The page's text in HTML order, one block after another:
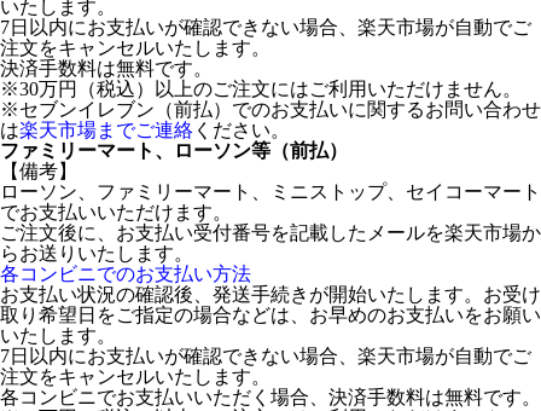
いたします。
7日以内にお支払いが確認できない場合、楽天市場が自動でご
注文をキャンセルいたします。
決済手数料は無料です。
※30万円（税込）以上のご注文にはご利用いただけません。
※セブンイレブン（前払）でのお支払いに関するお問い合わせ
は楽天市場までご連絡 ください。
ファミリーマート、ローソン等（前払）
【備考】
ローソン、ファミリーマート、ミニストップ、セイコーマート
でお支払いいただけます。
ご注文後に、お支払い受付番号を記載したメールを楽天市場か
らお送りいたします。
各コンビニでのお支払い方法
お支払い状況の確認後、発送手続きが開始いたします。お受け
取り希望日をご指定の場合などは、お早めのお支払いをお願い
いたします。
7日以内にお支払いが確認できない場合、楽天市場が自動でご
注文をキャンセルいたします。
各コンビニでお支払いいただく場合、決済手数料は無料です。